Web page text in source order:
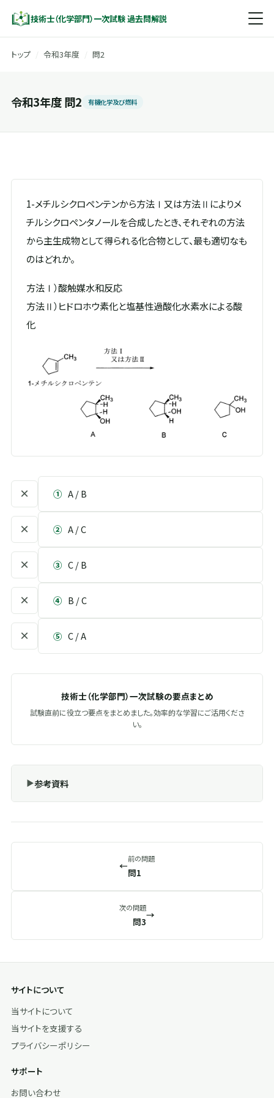
技術士（化学部門）一次試験 過去問解説
トップ 令和3年度 問2
令和3年度 問2 有機化学及び燃料
1-メチルシクロペンテンから方法Ⅰ又は方法Ⅱによりメ
チルシクロペンタノールを合成したとき、それぞれの方法
から主生成物として得られる化合物として、最も適切なも
のはどれか。
方法Ⅰ）酸触媒水和反応
方法Ⅱ）ヒドロホウ素化と塩基性過酸化水素水による酸
化
× ① A / B
× ② A / C
× ③ C / B
× ④ B / C
× ⑤ C / A
技術士（化学部門）一次試験の要点まとめ
試験直前に役立つ要点をまとめました。効率的な学習にご活用くださ
い。
参考資料
←
前の問題
問1
次の問題
問3
→
サイトについて
当サイトについて
当サイトを支援する
プライバシーポリシー
サポート
お問い合わせ